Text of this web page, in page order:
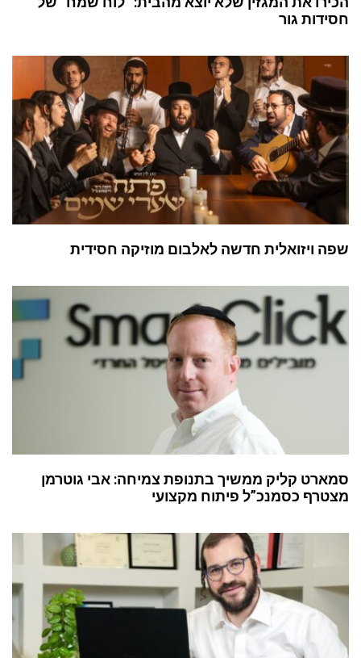
חסידות גור
שפה ויזואלית חדשה לאלבום מוזיקה חסידית
סמארט קליק ממשיך בתנופת צמיחה: אבי גוטרמן
מצטרף כסמנכ”ל פיתוח מקצועי